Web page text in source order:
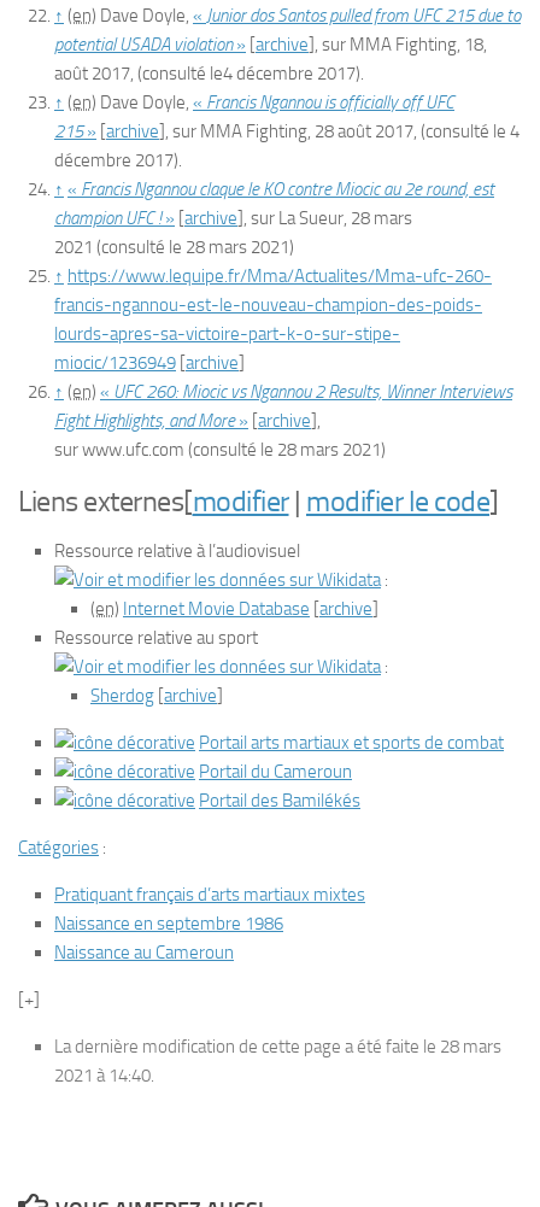
↑ (en) Dave Doyle, « Junior dos Santos pulled from UFC 215 due to
potential USADA violation» archive , sur MMA Fighting, 18,
août 2017, (consulté le4 décembre 2017).
↑ (en) Dave Doyle, « Francis Ngannou is officially off UFC
215» archive , sur MMA Fighting, 28 août 2017, (consulté le 4
décembre 2017).
↑ « Francis Ngannou claque le KO contre Miocic au 2e round, est
champion UFC !» archive , sur La Sueur, 28 mars
2021 (consulté le 28 mars 2021)
↑ https://www.lequipe.fr/Mma/Actualites/Mma-ufc-260-
francis-ngannou-est-le-nouveau-champion-des-poids-
lourds-apres-sa-victoire-part-k-o-sur-stipe-
miocic/1236949 archive
↑ (en) « UFC 260: Miocic vs Ngannou 2 Results, Winner Interviews
Fight Highlights, and More» archive ,
surwww.ufc.com (consulté le 28 mars 2021)
Liens externes[modifier| modifier le code]
Ressource relative à l’audiovisuel
:
(en) Internet Movie Database archive
Ressource relative au sport
:
Sherdog archive
Portail arts martiaux et sports de combat
Portail du Cameroun
Portail des Bamilékés
Catégories :
Pratiquant français d’arts martiaux mixtes
Naissance en septembre 1986
Naissance au Cameroun
[+]
La dernière modification de cette page a été faite le 28 mars
2021 à 14:40.